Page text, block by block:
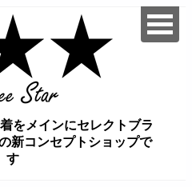
をメインにセレクトブラ
新コンセプトショップで
す